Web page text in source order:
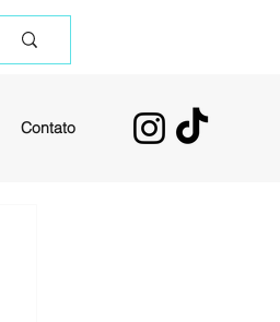
Contato